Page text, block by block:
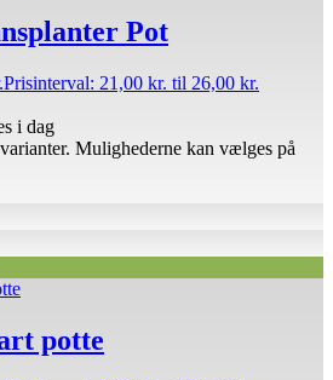
Pot
Prisinterval: 21,00 kr. til 26,00 kr.
i dag
Mulighederne kan vælges på
potte